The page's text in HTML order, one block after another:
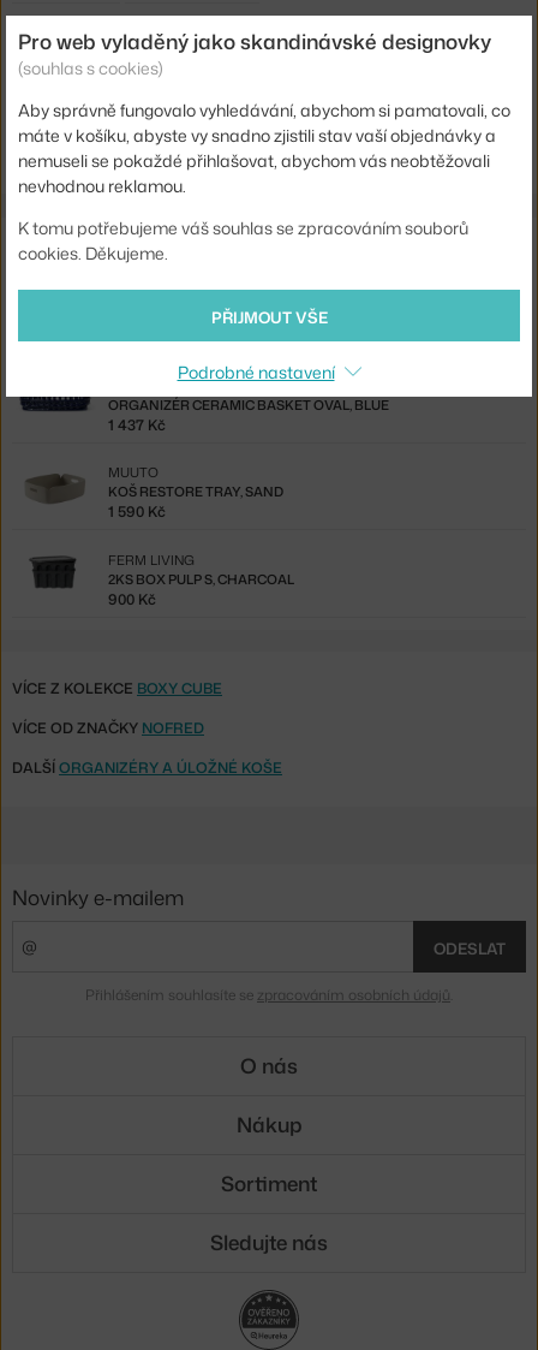
Barva:
bílá
Materiál:
březová překližka
EAN
5713994141028
Také by se vám mohlo líbit
COLOUR CRATE M SQUARE, BORDEAUX
280 Kč
ORGANIZÉR CERAMIC BASKET OVAL, BLUE
FERM LIVING
1 437 Kč
KOŠ RESTORE TRAY, SAND
MUUTO
1 590 Kč
2KS BOX PULP S, CHARCOAL
FERM LIVING
900 Kč
VÍCE Z KOLEKCE BOXY CUBE
VÍCE OD ZNAČKY NOFRED
DALŠÍ ORGANIZÉRY A ÚLOŽNÉ KOŠE
Pro web vyladěný jako skandinávské designovky
(souhlas s cookies)
Aby správně fungovalo vyhledávání, abychom si pamatovali, co
máte v košíku, abyste vy snadno zjistili stav vaší objednávky a
nemuseli se pokaždé přihlašovat, abychom vás neobtěžovali
nevhodnou reklamou.
K tomu potřebujeme váš souhlas se zpracováním souborů
cookies. Děkujeme.
PŘIJMOUT VŠE
Podrobné nastavení
Novinky e-mailem
ODESLAT
Přihlášením souhlasíte se zpracováním osobních údajů
O nás
Nákup
Sortiment
Sledujte nás